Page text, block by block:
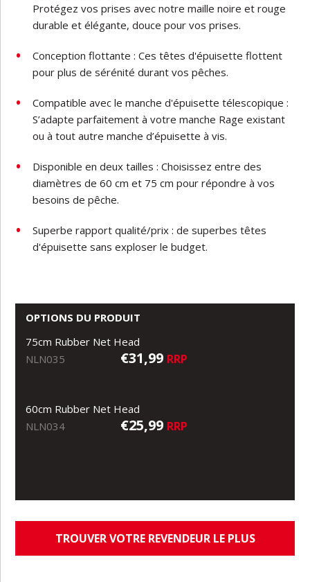
Protégez vos prises avec notre maille noire et rouge
durable et élégante, douce pour vos prises.
Conception flottante : Ces têtes d'épuisette flottent
pour plus de sérénité durant vos pêches.
Compatible avec le manche d'épuisette télescopique :
S’adapte parfaitement à votre manche Rage existant
ou à tout autre manche d’épuisette à vis.
Disponible en deux tailles : Choisissez entre des
diamètres de 60 cm et 75 cm pour répondre à vos
besoins de pêche.
Superbe rapport qualité/prix : de superbes têtes
d'épuisette sans exploser le budget.
OPTIONS DU PRODUIT
75cm Rubber Net Head
NLN035
€31,99 RRP
60cm Rubber Net Head
NLN034
€25,99 RRP
TROUVER VOTRE REVENDEUR LE PLUS